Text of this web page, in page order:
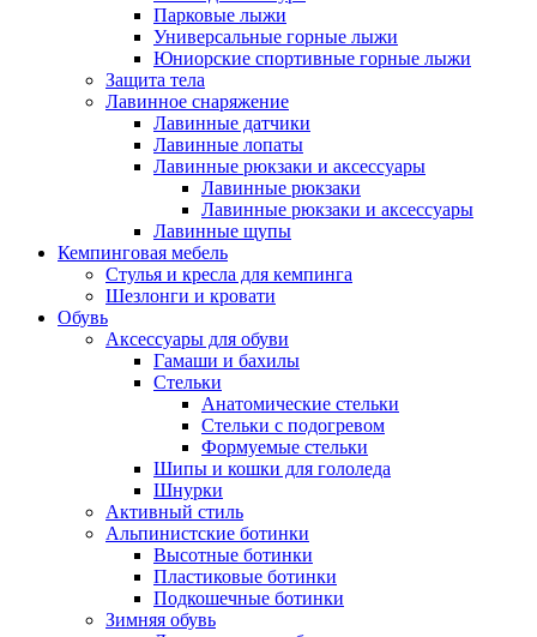
Парковые лыжи
Универсальные горные лыжи
Юниорские спортивные горные лыжи
Защита тела
Лавинное снаряжение
Лавинные датчики
Лавинные лопаты
Лавинные рюкзаки и аксессуары
Лавинные рюкзаки
Лавинные рюкзаки и аксессуары
Лавинные щупы
Кемпинговая мебель
Стулья и кресла для кемпинга
Шезлонги и кровати
Обувь
Аксессуары для обуви
Гамаши и бахилы
Стельки
Анатомические стельки
Стельки с подогревом
Формуемые стельки
Шипы и кошки для гололеда
Шнурки
Активный стиль
Альпинистские ботинки
Высотные ботинки
Пластиковые ботинки
Подкошечные ботинки
Зимняя обувь